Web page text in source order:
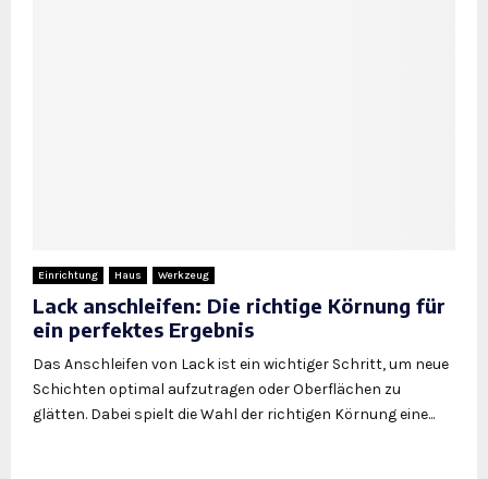
Einrichtung Haus Werkzeug
Lack anschleifen: Die richtige Körnung für
ein perfektes Ergebnis
Das Anschleifen von Lack ist ein wichtiger Schritt, um neue
Schichten optimal aufzutragen oder Oberflächen zu
glätten. Dabei spielt die Wahl der richtigen Körnung eine...